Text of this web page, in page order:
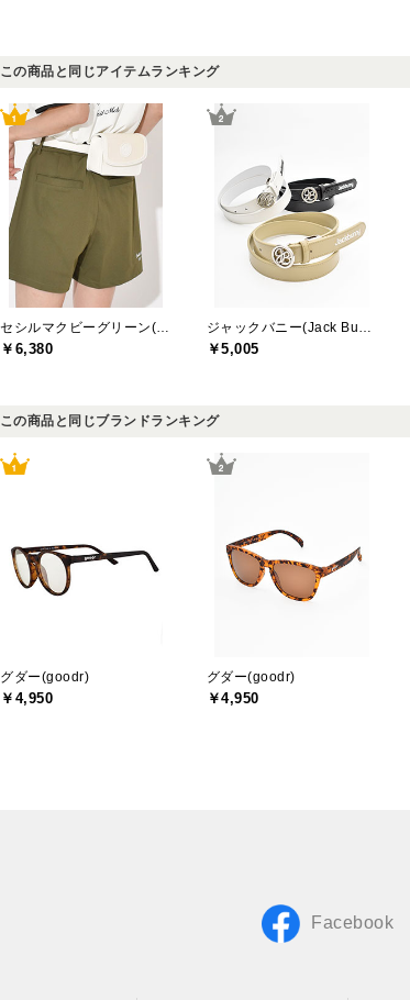
この商品と同じアイテムランキング
￥6,380 ￥5,005
この商品と同じブランドランキング
グダー(goodr)
￥4,950
グダー(goodr)
￥4,950
Facebook